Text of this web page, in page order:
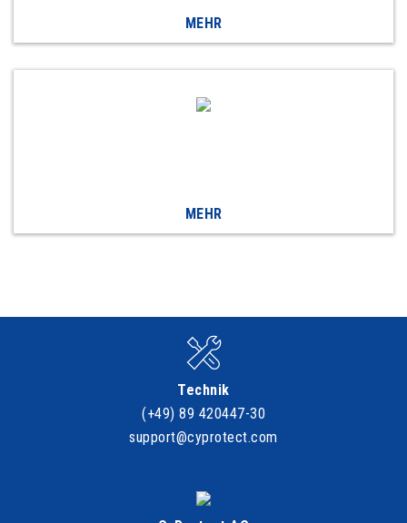
MEHR
MEHR
Technik
(+49) 89 420447-30
support@cyprotect.com